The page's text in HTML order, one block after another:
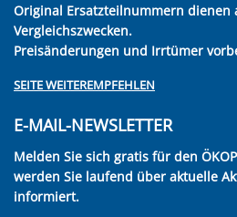
Original Ersatzteilnummern dienen
Vergleichszwecken.
Preisänderungen und Irrtümer
SEITE WEITEREMPFEHLEN
E-MAIL-NEWSLETTER
Melden Sie sich gratis für den
werden Sie laufend über aktuelle
informiert.